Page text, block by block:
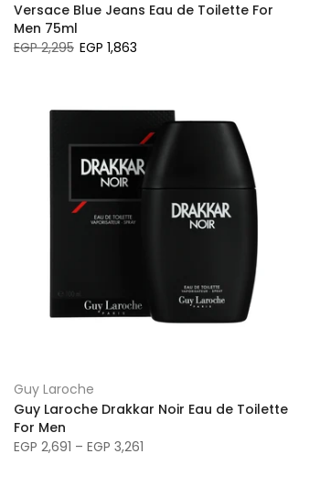
Versace Blue Jeans Eau de Toilette For
Men 75ml
EGP 2,295 EGP 1,863
Guy Laroche
Guy Laroche Drakkar Noir Eau de Toilette
For Men
EGP 2,691 – EGP 3,261